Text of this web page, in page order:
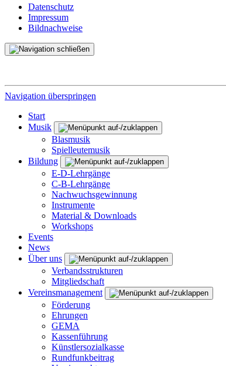
Datenschutz
Impressum
Bildnachweise
Navigation überspringen
Start
Musik
Blasmusik
Spielleutemusik
Bildung
E-D-Lehrgänge
C-B-Lehrgänge
Nachwuchsgewinnung
Instrumente
Material & Downloads
Workshops
Events
News
Über uns
Verbandsstrukturen
Mitgliedschaft
Vereinsmanagement
Förderung
Ehrungen
GEMA
Kassenführung
Künstlersozialkasse
Rundfunkbeitrag